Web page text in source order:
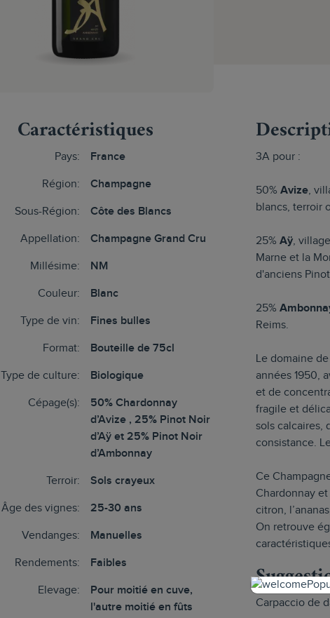
Caractéristiques
Pays: France
Région: Champagne
Sous-Région: Côte des Blancs
Appellation: Champagne Grand Cru
Millésime: NM
Couleur: Blanc
Type de vin: Fines bulles
Format: Bouteille de 75cl
Type de culture: Biologique
Cépage(s):
50% Chardonnay
d’Avize , 25% Pinot Noir
d’Aÿ et 25% Pinot Noir
d’Ambonnay
Terroir: Sols crayeux
Âge des vignes: 25-30 ans
Vendanges: Manuelles
Rendements: Faibles
Elevage:
Pour moitié en cuve,
l'autre moitié en fûts
3A pour :
50%Avize,
blancs, terroir
25%Aÿ,
Marne et la
d'anciens
25%
Reims.
Le domaine
années 1950,
et de
fragile et
sols calcaires,
consistance.
Ce
Chardonnay
citron,
On retrouve
Carpaccio de